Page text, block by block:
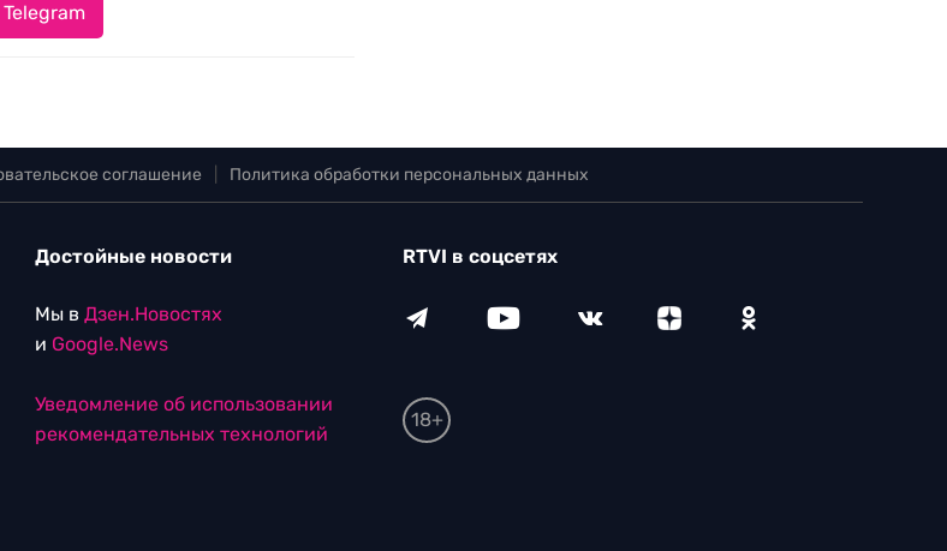
соглашение Политика обработки персональных данных
Достойные новости
Мы в Дзен.Новостях
и Google.News
Уведомление об использовании
рекомендательных технологий
RTVI в соцсетях
18+